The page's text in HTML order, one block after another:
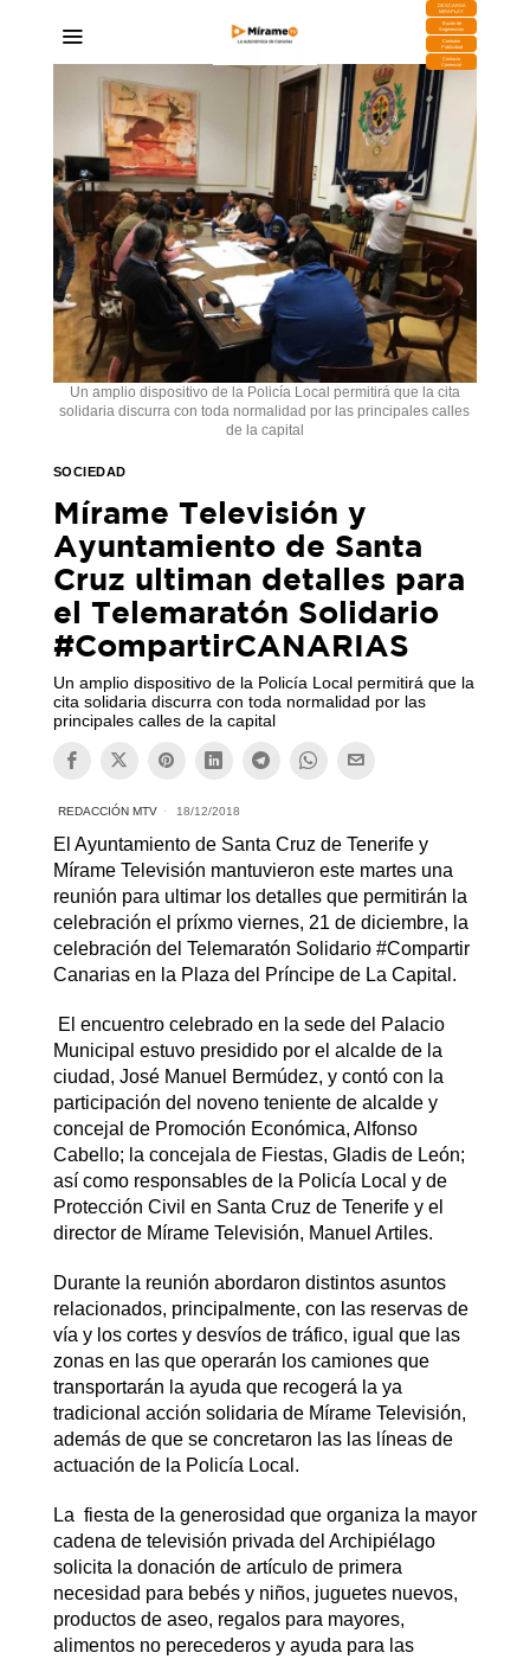
DESCARGA
MIRAPLAY
Buzón de
Sugerencias
Contratar
Publicidad
Contacto
Comercial
Un amplio dispositivo de la Policía Local permitirá que la cita
solidaria discurra con toda normalidad por las principales calles
de la capital
SOCIEDAD
Mírame Televisión y
Ayuntamiento de Santa
Cruz ultiman detalles para
el Telemaratón Solidario
#CompartirCANARIAS
Un amplio dispositivo de la Policía Local permitirá que la
cita solidaria discurra con toda normalidad por las
principales calles de la capital
REDACCIÓN MTV 18/12/2018
El Ayuntamiento de Santa Cruz de Tenerife y
Mírame Televisión mantuvieron este martes una
reunión para ultimar los detalles que permitirán la
celebración el príxmo viernes, 21 de diciembre, la
celebración del Telemaratón Solidario #Compartir
Canarias en la Plaza del Príncipe de La Capital.
El encuentro celebrado en la sede del Palacio
Municipal estuvo presidido por el alcalde de la
ciudad, José Manuel Bermúdez, y contó con la
participación del noveno teniente de alcalde y
concejal de Promoción Económica, Alfonso
Cabello; la concejala de Fiestas, Gladis de León;
así como responsables de la Policía Local y de
Protección Civil en Santa Cruz de Tenerife y el
director de Mírame Televisión, Manuel Artiles.
Durante la reunión abordaron distintos asuntos
relacionados, principalmente, con las reservas de
vía y los cortes y desvíos de tráfico, igual que las
zonas en las que operarán los camiones que
transportarán la ayuda que recogerá la ya
tradicional acción solidaria de Mírame Televisión,
además de que se concretaron las las líneas de
actuación de la Policía Local.
La fiesta de la generosidad que organiza la mayor
cadena de televisión privada del Archipiélago
solicita la donación de artículo de primera
necesidad para bebés y niños, juguetes nuevos,
productos de aseo, regalos para mayores,
alimentos no perecederos y ayuda para las